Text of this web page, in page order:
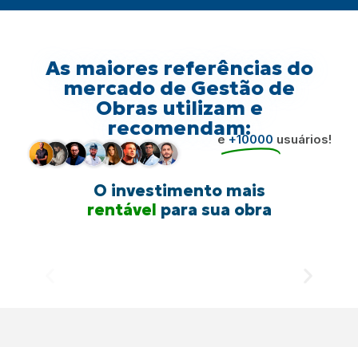
As maiores referências do
mercado de Gestão de
Obras utilizam e
recomendam:
e+10000 usuários!
O investimento mais
rentável
inteligentepara sua obra